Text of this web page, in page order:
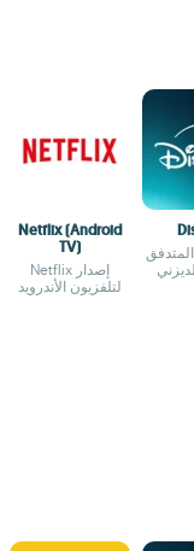
Netflix (Android
TV)
إصدار Netflix
لتلفزيون الأندرويد